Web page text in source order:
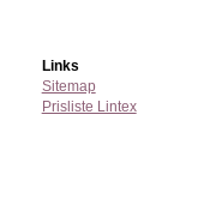
Links
Sitemap
Prisliste Lintex